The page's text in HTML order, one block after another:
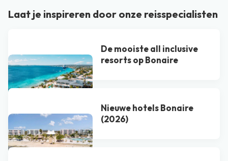
Laat je inspireren door onze reisspecialisten
De mooiste all inclusive
resorts op Bonaire
Nieuwe hotels Bonaire
(2026)